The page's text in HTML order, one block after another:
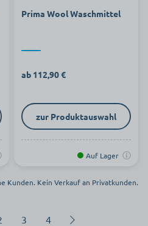
Prima Wool Waschmittel
ab 112,90 €
zur Produktauswahl
Auf Lager
Kunden. Kein Verkauf an Privatkunden.
3 4